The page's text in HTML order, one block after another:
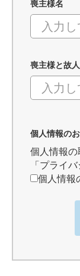
喪主様名
喪主様と故
個人情報の
個人情報の
「プライ
個人情報